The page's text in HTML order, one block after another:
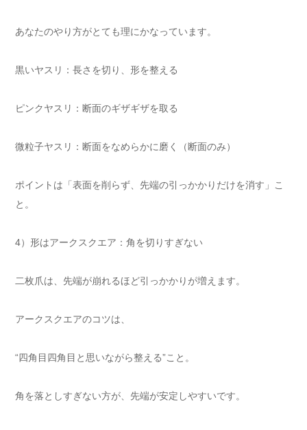
あなたのやり方がとても理にかなっています。
黒いヤスリ：長さを切り、形を整える
ピンクヤスリ：断面のギザギザを取る
微粒子ヤスリ：断面をなめらかに磨く（断面のみ）
ポイントは「表面を削らず、先端の引っかかりだけを消す」こ
と。
4）形はアークスクエア：角を切りすぎない
二枚爪は、先端が崩れるほど引っかかりが増えます。
アークスクエアのコツは、
“四角目四角目と思いながら整える”こと。
角を落としすぎない方が、先端が安定しやすいです。